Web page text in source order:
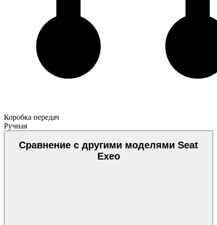
Коробка передач
Ручная
Сравнение с другими моделями Seat
Exeo